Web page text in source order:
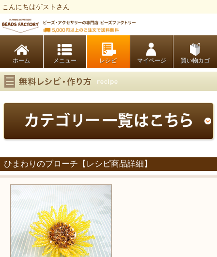
こんにちはゲストさん
ホーム レシピ マイページ 買い物カゴ
ひまわりのブローチ【レシピ商品詳細】